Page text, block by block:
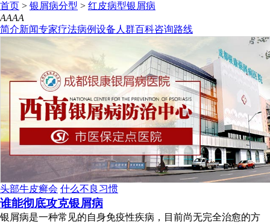
首页 > 银屑病分型 > 红皮病型银屑病
AAAA
简介新闻专家疗法病例设备 人群百科咨询路线
头部牛皮癣会 什么不良习惯
谁能彻底攻克银屑病
银屑病是一种常见的自身免疫性疾病，目前尚无完全治愈的方